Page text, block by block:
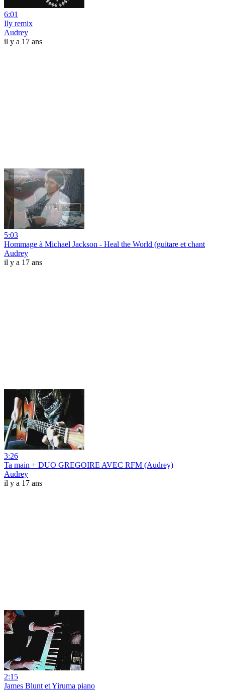
6:01
Ily remix
Audrey
il y a 17 ans
5:03
Hommage à Michael Jackson - Heal the World (guitare et chant
Audrey
il y a 17 ans
3:26
Ta main + DUO GREGOIRE AVEC RFM (Audrey)
Audrey
il y a 17 ans
2:15
James Blunt et Yiruma piano